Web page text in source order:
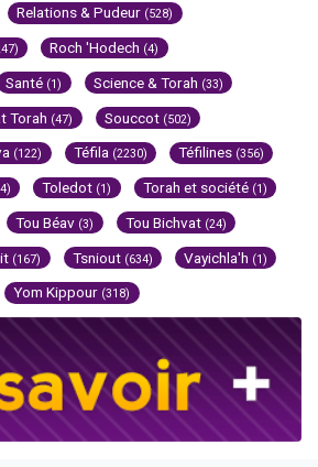
Relations & Pudeur (528)
Roch 'Hodech (4)
Santé (1) Science & Torah (33)
Torah (47) Souccot (502)
(122) Téfila (2230) Téfilines (356)
Toledot (1) Torah et société (1)
Tou Béav (3) Tou Bichvat (24)
(167) Tsniout (634) Vayichla'h (1)
Yom Kippour (318)